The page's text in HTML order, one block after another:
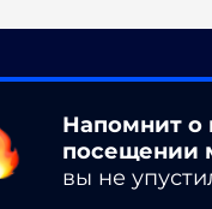
Напомнит о
посещении
вы не